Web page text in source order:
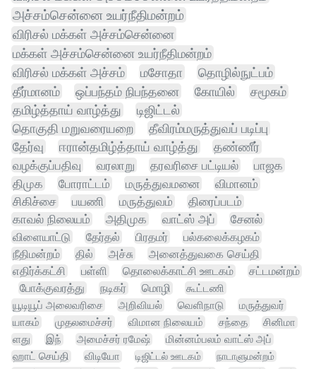
அச்சம்சென்னை உயர்நீதிமன்றம்
விரிசல் மக்கள் அச்சம்சென்னை
மக்கள் அச்சம்சென்னை உயர்நீதிமன்றம்
விரிசல் மக்கள் அச்சம்
மசோதா
தொழில்நுட்பம்
தீர்மானம்
ஒப்பந்தம் நிபந்தனை கோயில்
சமூகம்
தமிழ்த்தாய் வாழ்த்து
டிஜிட்டல்
தொகுதி மறுவரையறை
தீவிரம்மருத்துவப் படிப்பு
தேர்வு
ஈரான்தமிழ்த்தாய் வாழ்த்து
தண்ணீர்
வழக்குப்பதிவு
வரலாறு தரவரிசை பட்டியல்
பாஜக
திமுக
போராட்டம் மருத்துவமனை
விமானம்
சிகிச்சை
பயணி மருத்துவம்
திரைப்படம்
காவல் நிலையம்
அதிமுக வாட்ஸ் அப்
சேனல்
விளையாட்டு
தேர்தல் பிரதமர்
பல்கலைக்கழகம்
நீதிமன்றம்
தில் அச்சு அனைத்துவகை செய்தி
எதிர்க்கட்சி பள்ளி தொலைக்காட்சி ஊடகம்
சட்டமன்றம்
போக்குவரத்து
நடிகர் மொழி
கூட்டணி
யூடியூப் அலைவரிசை
அறிவியல் வெளிநாடு
மருத்துவர்
யாகம்
முதலமைச்சர் விமான நிலையம் சந்தை
சினிமா
ளது
இந் அமைச்சர் ரமேஷ்
மின்னம்பலம் வாட்ஸ் அப்
ஹாட் செய்தி
விடியோ டிஜிட்டல் ஊடகம்
நாடாளுமன்றம்